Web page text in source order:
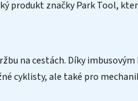
produkt značky Park Tool,
na cestách. Díky
cyklisty, ale také pro